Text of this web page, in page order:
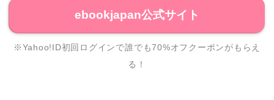
ebookjapan公式サイト
※Yahoo!ID初回ログインで誰でも70%オフクーポンがもらえ
る！